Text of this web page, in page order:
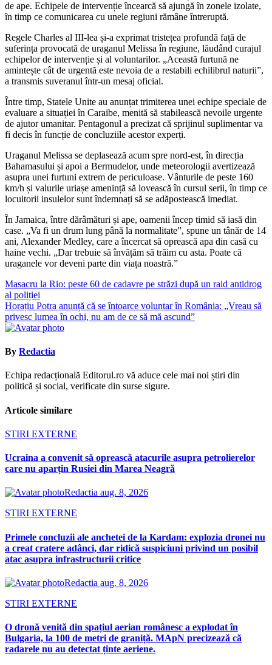
de ape. Echipele de intervenție încearcă să ajungă în zonele izolate,
în timp ce comunicarea cu unele regiuni rămâne întreruptă.
Regele Charles al III-lea și-a exprimat tristețea profundă față de
suferința provocată de uraganul Melissa în regiune, lăudând curajul
echipelor de intervenție și al voluntarilor. „Această furtună ne
amintește cât de urgentă este nevoia de a restabili echilibrul naturii”,
a transmis suveranul într-un mesaj oficial.
Între timp, Statele Unite au anunțat trimiterea unei echipe speciale de
evaluare a situației în Caraibe, menită să stabilească nevoile urgente
de ajutor umanitar. Pentagonul a precizat că sprijinul suplimentar va
fi decis în funcție de concluziile acestor experți.
Uraganul Melissa se deplasează acum spre nord-est, în direcția
Bahamasului și apoi a Bermudelor, unde meteorologii avertizează
asupra unei furtuni extrem de periculoase. Vânturile de peste 160
km/h și valurile uriașe amenință să lovească în cursul serii, în timp ce
locuitorii insulelor sunt îndemnați să se adăpostească imediat.
În Jamaica, între dărâmături și ape, oamenii încep timid să iasă din
case. „Va fi un drum lung până la normalitate”, spune un tânăr de 14
ani, Alexander Medley, care a încercat să oprească apa din casă cu
haine vechi. „Dar trebuie să învățăm să trăim cu asta. Poate că
uraganele vor deveni parte din viața noastră.”
Navigare
în
articole
Masacru la Rio: peste 60 de cadavre pe străzi după un raid antidrog
al poliției
Horațiu Potra anunță că se întoarce voluntar în România: „Vreau să
privesc lumea în ochi, nu am de ce să mă ascund”
By Redactia
Echipa redacțională Editorul.ro vă aduce cele mai noi știri din
politică și social, verificate din surse sigure.
Articole similare
STIRI EXTERNE
Ucraina a convenit să oprească atacurile asupra petrolierelor
care nu aparțin Rusiei din Marea Neagră
Redactia aug. 8, 2026
STIRI EXTERNE
Primele concluzii ale anchetei de la Kardam: explozia dronei nu
a creat cratere adânci, dar ridică suspiciuni privind un posibil
atac asupra infrastructurii critice
Redactia aug. 8, 2026
STIRI EXTERNE
O dronă venită din spațiul aerian românesc a explodat în
Bulgaria, la 100 de metri de graniță. MApN precizează că
radarele nu au detectat ținte aeriene.